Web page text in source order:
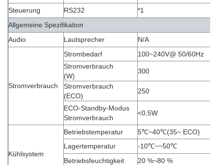
Steuerung
RS232
*1
Allgemeine Spezifikation
Audio
Lautsprecher N/A
Stromverbrauch
Strombedarf
100~240V@ 50/60Hz
Stromverbrauch
(W)
300
Stromverbrauch
(ECO)
250
ECO-Standby-Modus
Stromverbrauch
<0,5W
Kühlsystem
Betriebstemperatur 5℃~40℃(35~ ECO)
Lagertemperatur
-10℃~~50℃
Betriebsfeuchtigkeit
20 %~80 %